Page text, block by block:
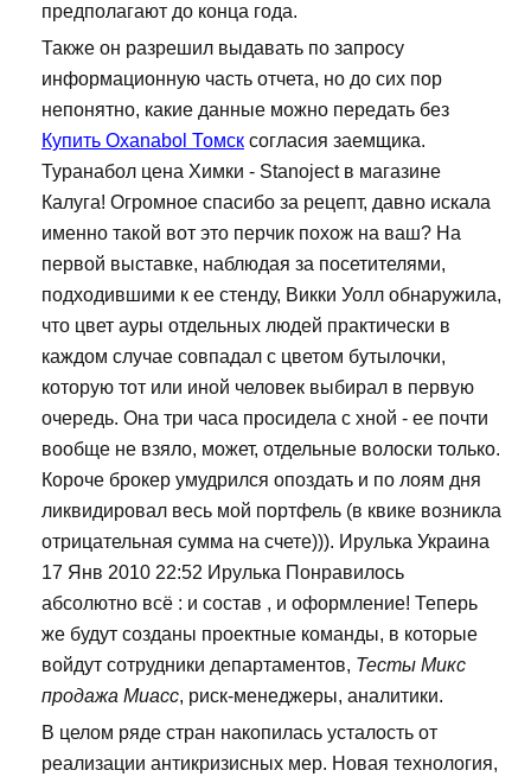
предполагают до конца года.
Также он разрешил выдавать по запросу
информационную часть отчета, но до сих пор
непонятно, какие данные можно передать без
Купить Oxanabol Томск согласия заемщика.
Туранабол цена Химки - Stanoject в магазине
Калуга! Огромное спасибо за рецепт, давно искала
именно такой вот это перчик похож на ваш? На
первой выставке, наблюдая за посетителями,
подходившими к ее стенду, Викки Уолл обнаружила,
что цвет ауры отдельных людей практически в
каждом случае совпадал с цветом бутылочки,
которую тот или иной человек выбирал в первую
очередь. Она три часа просидела с хной - ее почти
вообще не взяло, может, отдельные волоски только.
Короче брокер умудрился опоздать и по лоям дня
ликвидировал весь мой портфель (в квике возникла
отрицательная сумма на счете))). Ирулька Украина
17 Янв 2010 22:52 Ирулька Понравилось
абсолютно всё : и состав , и оформление! Теперь
же будут созданы проектные команды, в которые
войдут сотрудники департаментов, Тесты Микс
продажа Миасс, риск-менеджеры, аналитики.
В целом ряде стран накопилась усталость от
реализации антикризисных мер. Новая технология,